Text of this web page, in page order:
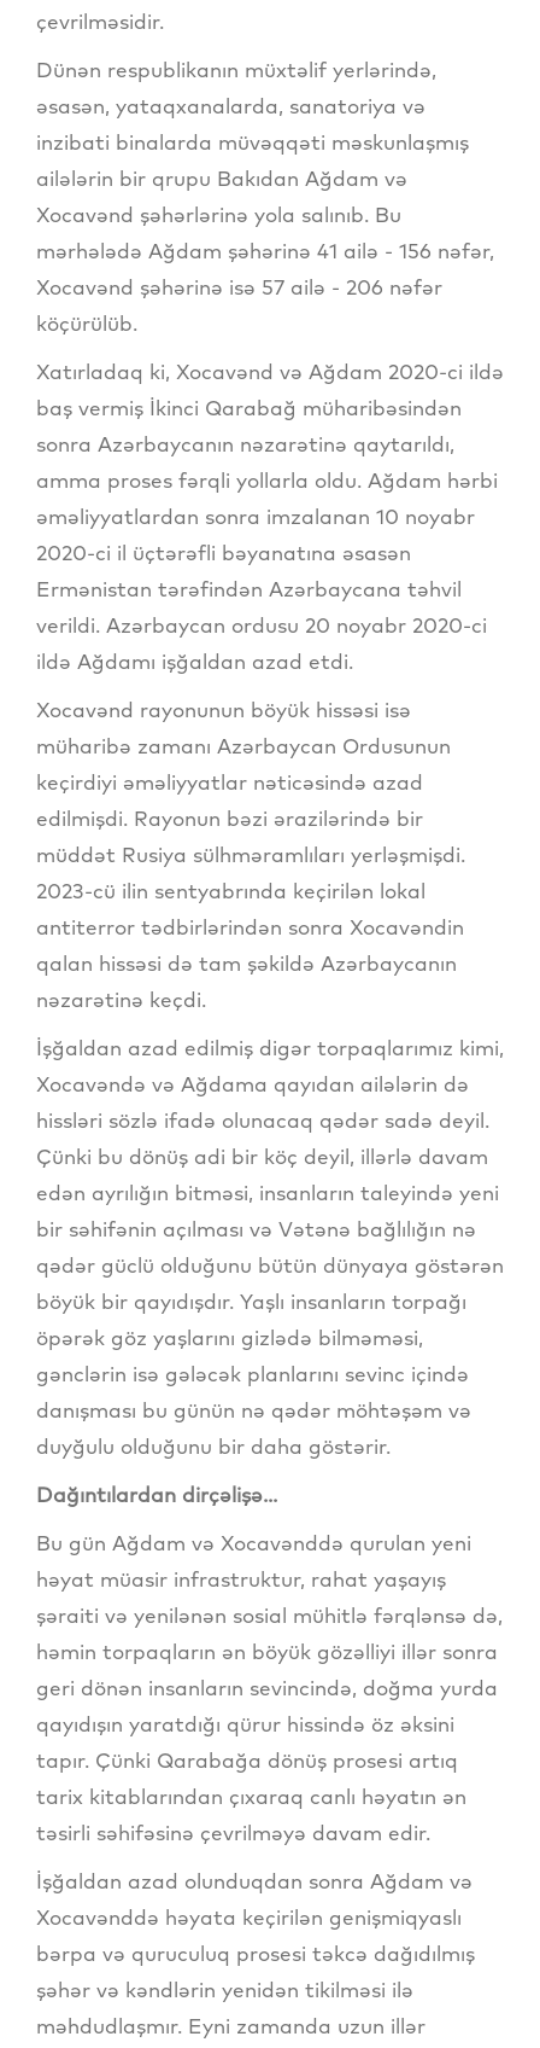
çevrilməsidir.
Dünən respublikanın müxtəlif yerlərində,
əsasən, yataqxanalarda, sanatoriya və
inzibati binalarda müvəqqəti məskunlaşmış
ailələrin bir qrupu Bakıdan Ağdam və
Xocavənd şəhərlərinə yola salınıb. Bu
mərhələdə Ağdam şəhərinə 41 ailə - 156 nəfər,
Xocavənd şəhərinə isə 57 ailə - 206 nəfər
köçürülüb.
Xatırladaq ki, Xocavənd və Ağdam 2020-ci ildə
baş vermiş İkinci Qarabağ müharibəsindən
sonra Azərbaycanın nəzarətinə qaytarıldı,
amma proses fərqli yollarla oldu. Ağdam hərbi
əməliyyatlardan sonra imzalanan 10 noyabr
2020-ci il üçtərəfli bəyanatına əsasən
Ermənistan tərəfindən Azərbaycana təhvil
verildi. Azərbaycan ordusu 20 noyabr 2020-ci
ildə Ağdamı işğaldan azad etdi.
Xocavənd rayonunun böyük hissəsi isə
müharibə zamanı Azərbaycan Ordusunun
keçirdiyi əməliyyatlar nəticəsində azad
edilmişdi. Rayonun bəzi ərazilərində bir
müddət Rusiya sülhməramlıları yerləşmişdi.
2023-cü ilin sentyabrında keçirilən lokal
antiterror tədbirlərindən sonra Xocavəndin
qalan hissəsi də tam şəkildə Azərbaycanın
nəzarətinə keçdi.
İşğaldan azad edilmiş digər torpaqlarımız kimi,
Xocavəndə və Ağdama qayıdan ailələrin də
hissləri sözlə ifadə olunacaq qədər sadə deyil.
Çünki bu dönüş adi bir köç deyil, illərlə davam
edən ayrılığın bitməsi, insanların taleyində yeni
bir səhifənin açılması və Vətənə bağlılığın nə
qədər güclü olduğunu bütün dünyaya göstərən
böyük bir qayıdışdır. Yaşlı insanların torpağı
öpərək göz yaşlarını gizlədə bilməməsi,
gənclərin isə gələcək planlarını sevinc içində
danışması bu günün nə qədər möhtəşəm və
duyğulu olduğunu bir daha göstərir.
Dağıntılardan dirçəlişə...
Bu gün Ağdam və Xocavənddə qurulan yeni
həyat müasir infrastruktur, rahat yaşayış
şəraiti və yenilənən sosial mühitlə fərqlənsə də,
həmin torpaqların ən böyük gözəlliyi illər sonra
geri dönən insanların sevincində, doğma yurda
qayıdışın yaratdığı qürur hissində öz əksini
tapır. Çünki Qarabağa dönüş prosesi artıq
tarix kitablarından çıxaraq canlı həyatın ən
təsirli səhifəsinə çevrilməyə davam edir.
İşğaldan azad olunduqdan sonra Ağdam və
Xocavənddə həyata keçirilən genişmiqyaslı
bərpa və quruculuq prosesi təkcə dağıdılmış
şəhər və kəndlərin yenidən tikilməsi ilə
məhdudlaşmır. Eyni zamanda uzun illər